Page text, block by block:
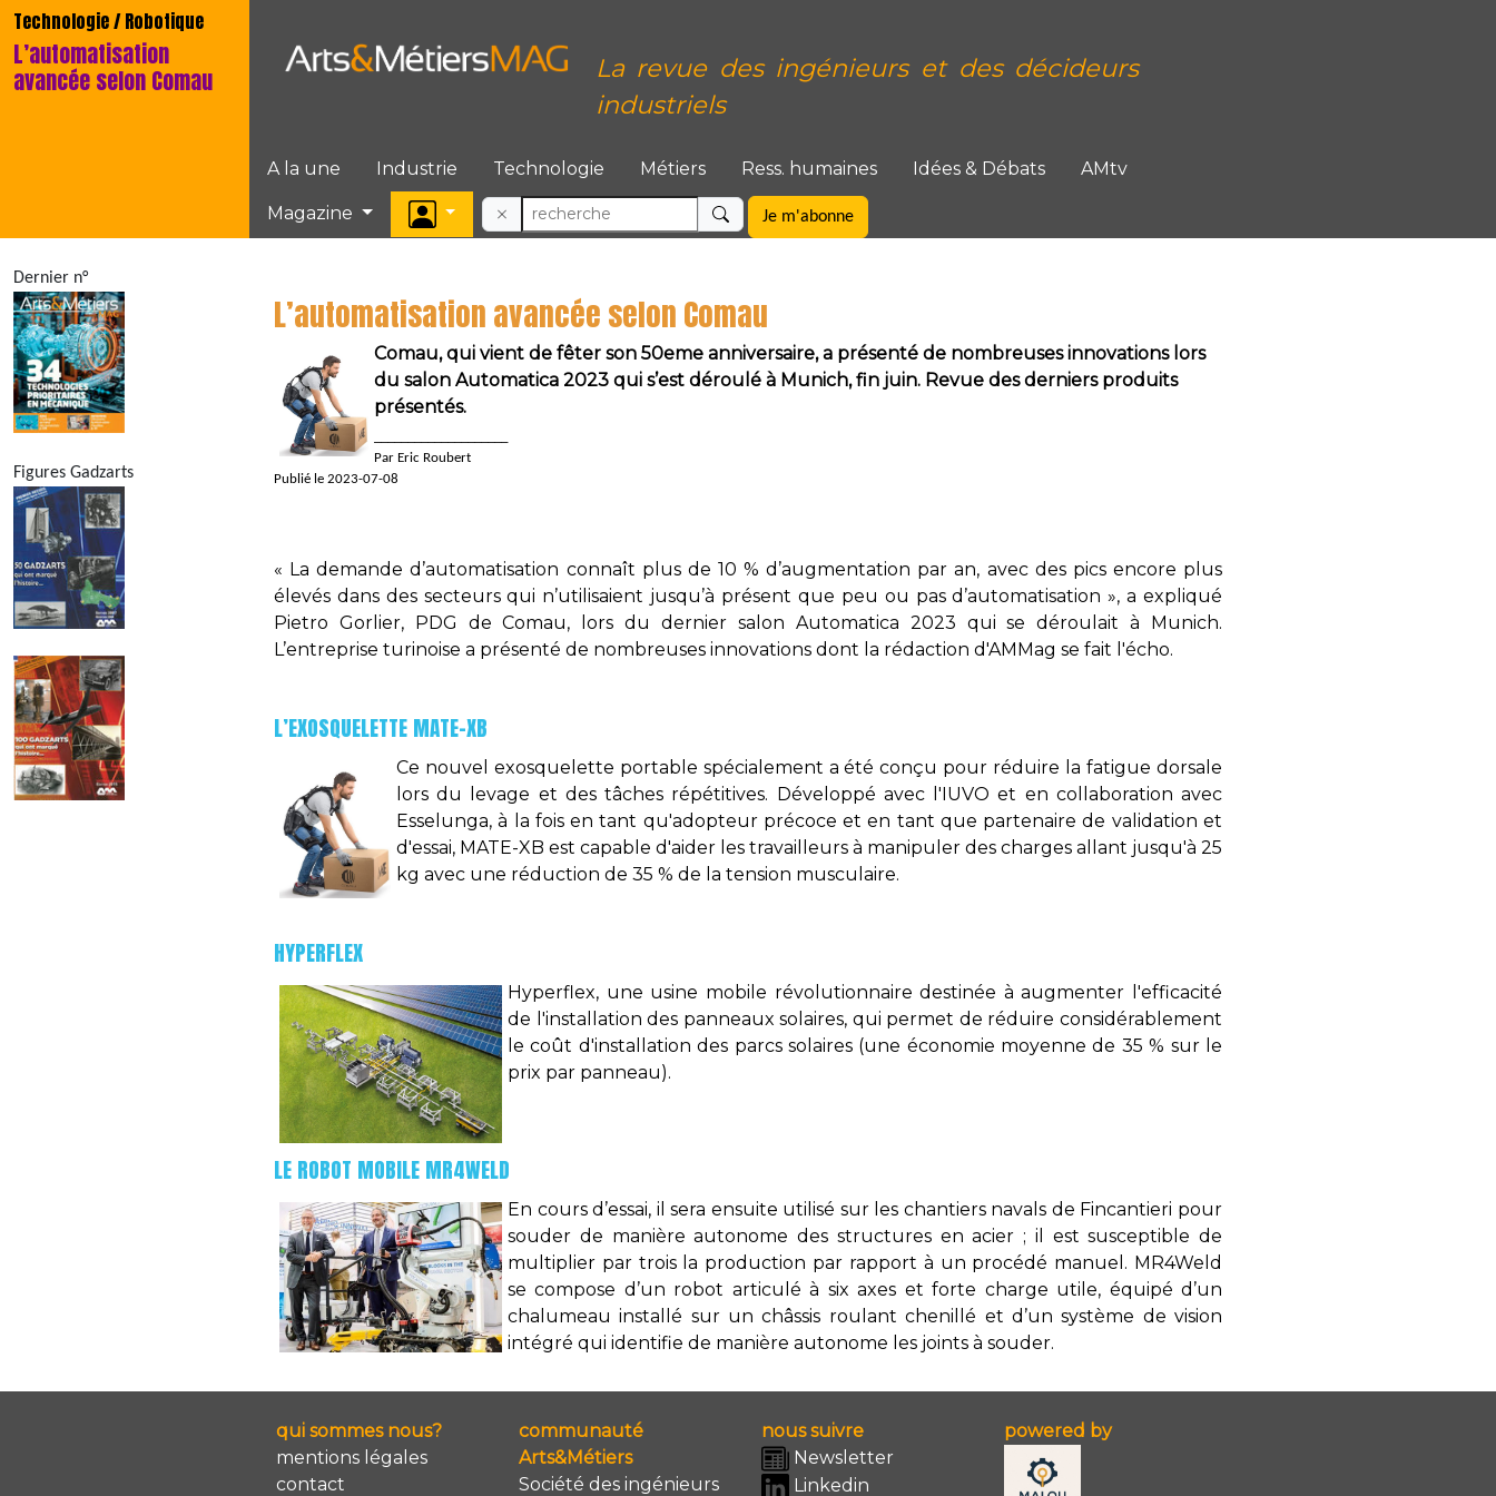
Technologie / Robotique
L’automatisation
avancée selon Comau
La revue des ingénieurs et des décideurs
industriels
A la une Industrie Technologie Métiers Ress. humaines Idées & Débats AMtv
Magazine Je m'abonne
Dernier n°
Figures Gadzarts
L’automatisation avancée selon Comau
Comau, qui vient de fêter son 50eme anniversaire, a présenté de nombreuses innovations lors
du salon Automatica 2023 qui s’est déroulé à Munich, fin juin. Revue des derniers produits
présentés.
Par Eric Roubert
Publié le 2023-07-08
« La demande d’automatisation connaît plus de 10 % d’augmentation par an, avec des pics encore plus
élevés dans des secteurs qui n’utilisaient jusqu’à présent que peu ou pas d’automatisation », a expliqué
Pietro Gorlier, PDG de Comau, lors du dernier salon Automatica 2023 qui se déroulait à Munich.
L’entreprise turinoise a présenté de nombreuses innovations dont la rédaction d'AMMag se fait l'écho.
L’EXOSQUELETTE MATE-XB
Ce nouvel exosquelette portable spécialement a été conçu pour réduire la fatigue dorsale
lors du levage et des tâches répétitives. Développé avec l'IUVO et en collaboration avec
Esselunga, à la fois en tant qu'adopteur précoce et en tant que partenaire de validation et
d'essai, MATE-XB est capable d'aider les travailleurs à manipuler des charges allant jusqu'à 25
kg avec une réduction de 35 % de la tension musculaire.
HYPERFLEX
Hyperflex, une usine mobile révolutionnaire destinée à augmenter l'efficacité
de l'installation des panneaux solaires, qui permet de réduire considérablement
le coût d'installation des parcs solaires (une économie moyenne de 35 % sur le
prix par panneau).
LE ROBOT MOBILE MR4WELD
En cours d’essai, il sera ensuite utilisé sur les chantiers navals de Fincantieri pour
souder de manière autonome des structures en acier ; il est susceptible de
multiplier par trois la production par rapport à un procédé manuel. MR4Weld
se compose d’un robot articulé à six axes et forte charge utile, équipé d’un
chalumeau installé sur un châssis roulant chenillé et d’un système de vision
intégré qui identifie de manière autonome les joints à souder.
qui sommes nous?
mentions légales
contact
communauté
Arts&Métiers
Société des ingénieurs
nous suivre
Newsletter
Linkedin
powered by